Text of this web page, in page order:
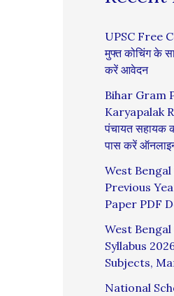
UPSC Free
मुफ्त कोचिंग के
करें आवेदन
Bihar Gram
Karyapalak
पंचायत सहायक
पास करें
West
Previous
Paper PDF
West
Syllabus
Subjects,
National